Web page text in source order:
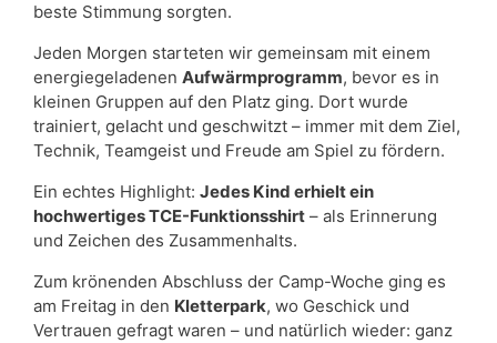
beste Stimmung sorgten.
Jeden Morgen starteten wir gemeinsam mit einem
energiegeladenen Aufwärmprogramm, bevor es in
kleinen Gruppen auf den Platz ging. Dort wurde
trainiert, gelacht und geschwitzt – immer mit dem Ziel,
Technik, Teamgeist und Freude am Spiel zu fördern.
Ein echtes Highlight: Jedes Kind erhielt ein
hochwertiges TCE-Funktionsshirt – als Erinnerung
und Zeichen des Zusammenhalts.
Zum krönenden Abschluss der Camp-Woche ging es
am Freitag in den Kletterpark, wo Geschick und
Vertrauen gefragt waren – und natürlich wieder: ganz